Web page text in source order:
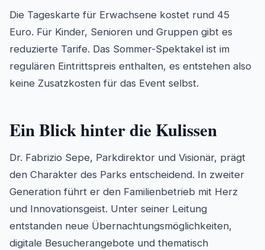
Die Tageskarte für Erwachsene kostet rund 45
Euro. Für Kinder, Senioren und Gruppen gibt es
reduzierte Tarife. Das Sommer-Spektakel ist im
regulären Eintrittspreis enthalten, es entstehen also
keine Zusatzkosten für das Event selbst.
Ein Blick hinter die Kulissen
Dr. Fabrizio Sepe, Parkdirektor und Visionär, prägt
den Charakter des Parks entscheidend. In zweiter
Generation führt er den Familienbetrieb mit Herz
und Innovationsgeist. Unter seiner Leitung
entstanden neue Übernachtungsmöglichkeiten,
digitale Besucherangebote und thematisch